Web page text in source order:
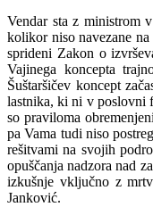
Vendar sta z ministrom
kolikor niso navezane
sprideni Zakon o
Vajinega koncepta
Šuštaršičev koncept
lastnika, ki ni v poslovni
so praviloma
pa Vama tudi niso
rešitvami na svojih
opuščanja nadzora nad
izkušnje vključno z
Janković.